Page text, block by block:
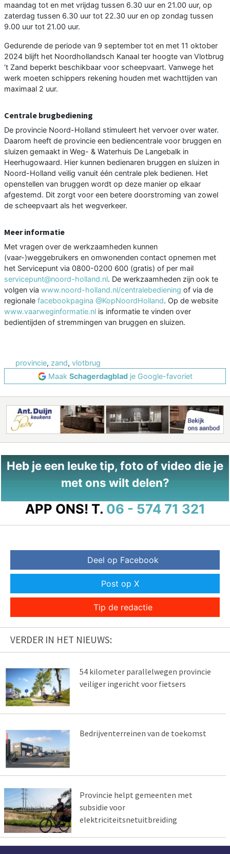
maandag tot en met vrijdag tussen 6.30 uur en 21.00 uur, op
zaterdag tussen 6.30 uur tot 22.30 uur en op zondag tussen
9.00 uur tot 21.00 uur.
Gedurende de periode van 9 september tot en met 11 oktober
2024 blijft het Noordhollandsch Kanaal ter hoogte van Vlotbrug
‘t Zand beperkt beschikbaar voor scheepvaart. Vanwege het
werk moeten schippers rekening houden met wachttijden van
maximaal 2 uur.
Centrale brugbediening
De provincie Noord-Holland stimuleert het vervoer over water.
Daarom heeft de provincie een bediencentrale voor bruggen en
sluizen gemaakt in Weg- & Waterhuis De Langebalk in
Heerhugowaard. Hier kunnen bedienaren bruggen en sluizen in
Noord-Holland veilig vanuit één centrale plek bedienen. Het
openstellen van bruggen wordt op deze manier op elkaar
afgestemd. Dit zorgt voor een betere doorstroming van zowel
de scheepvaart als het wegverkeer.
Meer informatie
Met vragen over de werkzaamheden kunnen
(vaar-)weggebruikers en omwonenden contact opnemen met
het Servicepunt via 0800-0200 600 (gratis) of per mail
servicepunt@noord-holland.nl. De werkzaamheden zijn ook te
volgen via www.noord-holland.nl/centralebediening of via de
regionale facebookpagina @KopNoordHolland. Op de website
www.vaarweginformatie.nl is informatie te vinden over
bedientijden of stremmingen van bruggen en sluizen.
provincie, zand, vlotbrug
Maak Schagerdagbladje Google-favoriet
Heb je een leuke tip, foto of video die je
met ons wilt delen?
APP ONS! T. 06 - 574 71 321
Deel op Facebook
Post op X
Tip de redactie
VERDER IN HET NIEUWS:
54 kilometer parallelwegen provincie
veiliger ingericht voor fietsers
Bedrijventerreinen van de toekomst
Provincie helpt gemeenten met
subsidie voor
elektriciteitsnetuitbreiding